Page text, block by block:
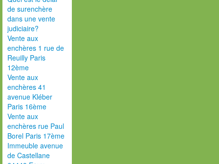
de surenchère
dans une vente
judiciaire?
Vente aux
enchères 1 rue de
Reuilly Paris
12ème
Vente aux
enchères 41
avenue Kléber
Paris 16ème
Vente aux
enchères rue Paul
Borel Paris 17ème
Immeuble avenue
de Castellane